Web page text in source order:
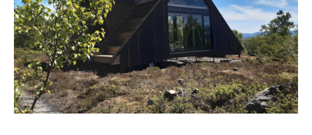
1Current Item
2